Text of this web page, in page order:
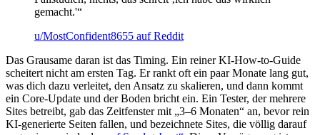
gemacht.'“
u/MostConfident8655 auf Reddit
Das Grausame daran ist das Timing. Ein reiner KI-How-to-Guide
scheitert nicht am ersten Tag. Er rankt oft ein paar Monate lang gut,
was dich dazu verleitet, den Ansatz zu skalieren, und dann kommt
ein Core-Update und der Boden bricht ein. Ein Tester, der mehrere
Sites betreibt, gab das Zeitfenster mit „3–6 Monaten“ an, bevor rein
KI-generierte Seiten fallen, und bezeichnete Sites, die völlig darauf